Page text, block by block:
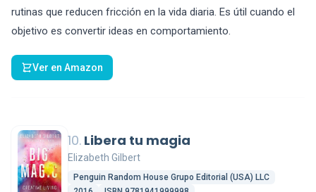
rutinas que reducen fricción en la vida diaria. Es útil cuando el
objetivo es convertir ideas en comportamiento.
Ver en Amazon
10. Libera tu magia
Elizabeth Gilbert
Penguin Random House Grupo Editorial (USA) LLC